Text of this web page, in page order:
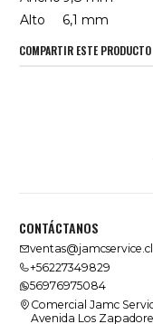
Alto
6,1 mm
COMPARTIR ESTE PRODUCTO
CONTÁCTANOS
ventas@jamcservice.cl
+56227349829
56976975084
Comercial Jamc
Avenida Los